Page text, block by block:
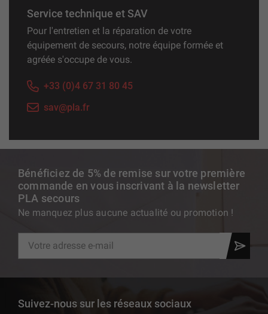
Bénéficiez de 5% de remise sur votre première
commande en vous inscrivant à la newsletter
PLA secours
Ne manquez plus aucune actualité ou promotion !
Suivez-nous sur les réseaux sociaux
Service technique et SAV
Pour l'entretien et la réparation de votre
équipement de secours, notre équipe formée et
agréée s'occupe de vous.
+33 (0)4 67 31 80 45
sav@pla.fr